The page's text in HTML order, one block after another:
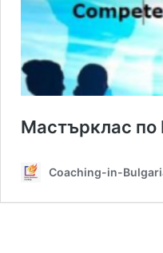
Мастърклас по
Coaching-in-